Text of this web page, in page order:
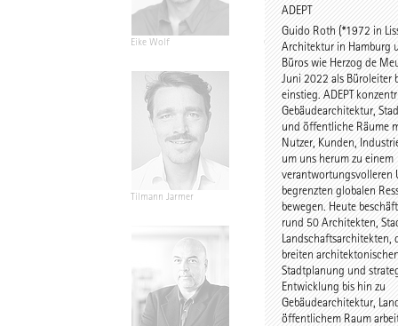
Eike Wolf Guido Roth
ADEPT
Guido Roth (*1972 in
Architektur in Hamburg
Büros wie Herzog de
Juni 2022 als Büroleiter
einstieg. ADEPT
Gebäudearchitektur,
und öffentliche Räume
Nutzer, Kunden,
um uns herum zu einem
verantwortungsvolleren
begrenzten globalen
bewegen. Heute
rund 50 Architekten,
Landschaftsarchitekten,
breiten
Stadtplanung und
Entwicklung bis hin zu
Gebäudearchitektur,
öffentlichem Raum
Tilmann Jarmer Daniel Schöning